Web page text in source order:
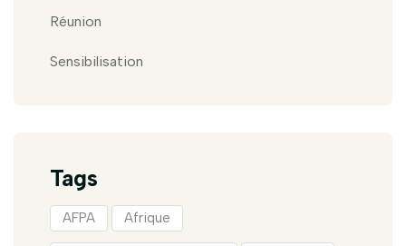
Réunion
Sensibilisation
Tags
AFPA Afrique